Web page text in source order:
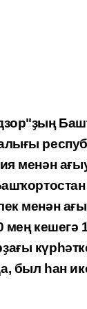
ҙың Баш
менән
менән
мең кешегә
был һан